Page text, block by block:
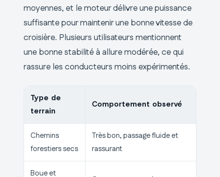
moyennes, et le moteur délivre une puissance
suffisante pour maintenir une bonne vitesse de
croisière. Plusieurs utilisateurs mentionnent
une bonne stabilité à allure modérée, ce qui
rassure les conducteurs moins expérimentés.
Type de
terrain
Comportement observé
Chemins
forestiers secs
Très bon, passage fluide et
rassurant
Boue et